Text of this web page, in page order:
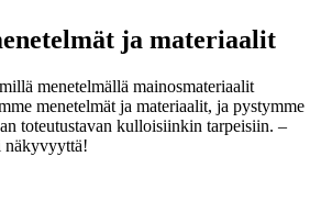
ja materiaalit
menetelmällä mainosmateriaalit
menetelmät ja materiaalit, ja pystymme
toteutustavan kulloisiinkin tarpeisiin. –
näkyvyyttä!